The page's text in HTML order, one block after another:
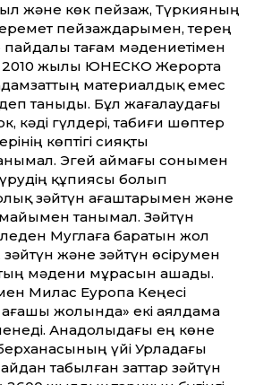
және көк пейзаж, Түркияның
пейзаждарымен, терең
тағам мәдениетімен
2010 жылы ЮНЕСКО Жерорта
материалдық емес
таныды. Бұл жағалаудағы
кәді гүлдері, табиғи шөптер
көптігі сияқты
Эгей аймағы сонымен
құпиясы болып
зәйтүн ағаштарымен және
танымал. Зәйтүн
Муглаға баратын жол
және зәйтүн өсірумен
мәдени мұрасын ашады.
Милас Еуропа Кеңесі
ағашы жолында» екі аялдама
Анадолыдағы ең көне
үйі Урладағы
табылған заттар зәйтүн